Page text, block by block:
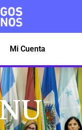
Mi Cuenta